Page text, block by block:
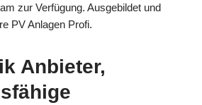
zur Verfügung. Ausgebildet und
PV Anlagen Profi.
Anbieter,